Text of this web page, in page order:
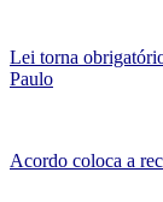
Lei torna
Paulo
Acordo coloca a